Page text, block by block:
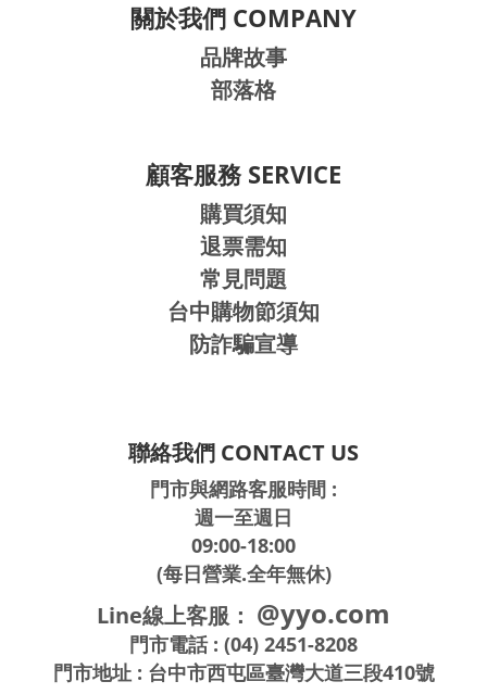
關於我們 COMPANY
品牌故事
部落格
顧客服務 SERVICE
購買須知
退票需知
常見問題
台中購物節須知
防詐騙宣導
聯絡我們 CONTACT US
門市與網路客服時間 :
週一至週日
09:00-18:00
(每日營業.全年無休)
Line線上客服： @yyo.com
門市電話 : (04) 2451-8208
門市地址 : 台中市西屯區臺灣大道三段410號